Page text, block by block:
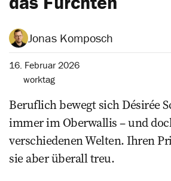
Jonas Komposch
16. Februar 2026
worktag
Beruflich bewegt sich Désirée
immer im Oberwallis – und
verschiedenen Welten. Ihren
sie aber überall treu.